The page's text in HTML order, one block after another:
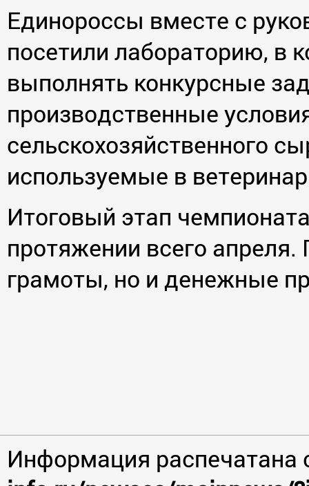
Единороссы вместе с
посетили лабораторию, в
выполнять конкурсные
производственные
сельскохозяйственного
используемые в
Итоговый этап
протяжении всего апреля.
грамоты, но и денежные
Информация